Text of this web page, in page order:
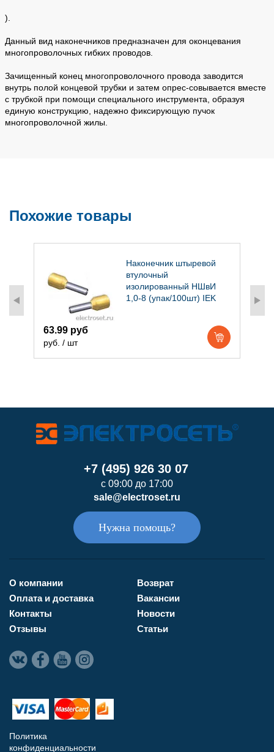
).
Данный вид наконечников предназначен для оконцевания
многопроволочных гибких проводов.
Зачищенный конец многопроволочного провода заводится
внутрь полой концевой трубки и затем опрес-совывается вместе
с трубкой при помощи специального инструмента, образуя
единую конструкцию, надежно фиксирующую пучок
многопроволочной жилы.
Похожие товары
Наконечник штыревой
втулочный
изолированный НШвИ
1,0-8 (упак/100шт) IEK
63.99 руб
руб. / шт
+7 (495) 926 30 07
с 09:00 до 17:00
sale@electroset.ru
Нужна помощь?
О компании
Оплата и доставка
Контакты
Отзывы
Возврат
Вакансии
Новости
Статьи
Политика
конфиденциальности